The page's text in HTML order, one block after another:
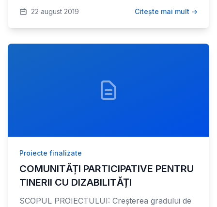
22 august 2019 Citește mai mult →
Proiecte finalizate
COMUNITĂȚI PARTICIPATIVE PENTRU
TINERII CU DIZABILITĂȚI
SCOPUL PROIECTULUI: Creșterea gradului de